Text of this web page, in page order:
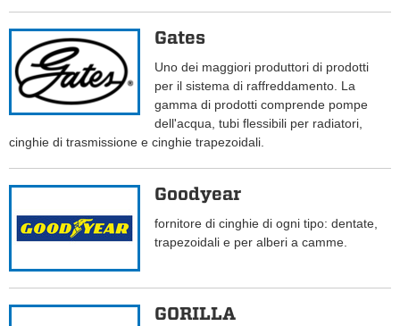
Gates
Uno dei maggiori produttori di prodotti
per il sistema di raffreddamento. La
gamma di prodotti comprende pompe
dell'acqua, tubi flessibili per radiatori,
cinghie di trasmissione e cinghie trapezoidali.
Goodyear
fornitore di cinghie di ogni tipo: dentate,
trapezoidali e per alberi a camme.
GORILLA